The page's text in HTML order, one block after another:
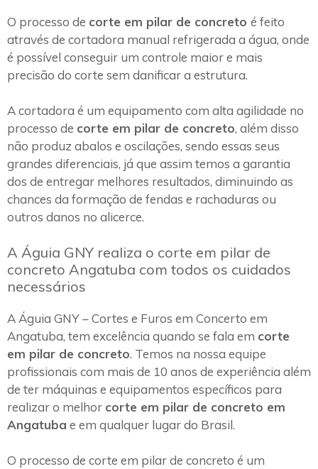
O processo de corte em pilar de concreto é feito
através de cortadora manual refrigerada a água, onde
é possível conseguir um controle maior e mais
precisão do corte sem danificar a estrutura.
A cortadora é um equipamento com alta agilidade no
processo de corte em pilar de concreto, além disso
não produz abalos e oscilações, sendo essas seus
grandes diferenciais, já que assim temos a garantia
dos de entregar melhores resultados, diminuindo as
chances da formação de fendas e rachaduras ou
outros danos no alicerce.
A Águia GNY realiza o corte em pilar de
concreto Angatuba com todos os cuidados
necessários
A Águia GNY – Cortes e Furos em Concerto em
Angatuba, tem excelência quando se fala em corte
em pilar de concreto. Temos na nossa equipe
profissionais com mais de 10 anos de experiência além
de ter máquinas e equipamentos específicos para
realizar o melhor corte em pilar de concreto em
Angatuba e em qualquer lugar do Brasil.
O processo de corte em pilar de concreto é um